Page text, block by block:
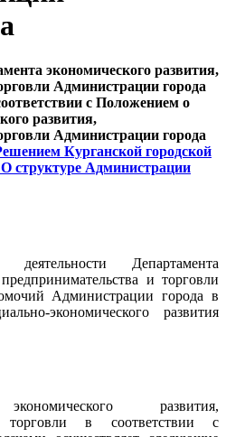
экономического развития,
Администрации города
с Положением о
развития,
Администрации города
Курганской городской
структуре Администрации
Департамента
и торговли
Администрации города в
экономического развития
развития,
торговли в соответствии с